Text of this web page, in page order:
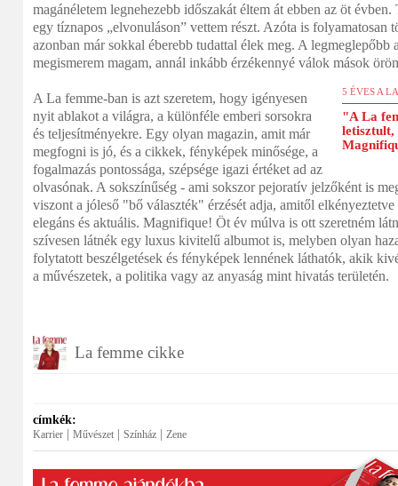
magánéletem legnehezebb időszakát éltem át ebben az öt
egy tíznapos „elvonuláson” vettem részt. Azóta is folyamatosan
azonban már sokkal éberebb tudattal élek meg. A legmeglepőbb
megismerem magam, annál inkább érzékennyé válok mások
5 ÉVES A
"A La
letisztult,
A La femme-ban is azt szeretem, hogy igényesen
nyit ablakot a világra, a különféle emberi sorsokra
és teljesítményekre. Egy olyan magazin, amit már
megfogni is jó, és a cikkek, fényképek minősége, a
fogalmazás pontossága, szépsége igazi értéket ad az
olvasónak. A sokszínűség - ami sokszor pejoratív jelzőként is
viszont a jóleső "bő választék" érzését adja, amitől
elegáns és aktuális. Magnifique! Öt év múlva is ott szeretném
szívesen látnék egy luxus kivitelű albumot is, melyben olyan
folytatott beszélgetések és fényképek lennének láthatók, akik
a művészetek, a politika vagy az anyaság mint hivatás területén.
La femme cikke
címkék:
Karrier Művészet Színház Zene